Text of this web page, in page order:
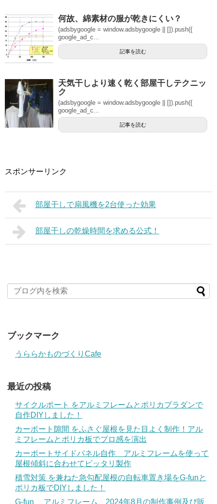
何故、綿素材の服が乾きにくい？
(adsbygoogle = window.adsbygoogle || []).push({
google_ad_c...
記事を読む
天気干しより速く乾く部屋干しテクニッ
ク
(adsbygoogle = window.adsbygoogle || []).push({
google_ad_c...
記事を読む
スポンサーリンク
部屋干しで扇風機を2台使った効果
部屋干しの乾燥時間を求める公式！
ブックマーク
うららかものづくりCafe
最近の投稿
サイクルポート をアルミフレームとポリカプラダンで
自作DIYしました！
カーポート隙間 をふさぐ屋根を見た目よく制作！アル
ミフレームとポリカ板でプロ感を演出
カーポートサイドパネル自作 アルミフレームを使って
屋根傾斜に合わせてピッタリ製作
積雪対策 を兼ねた急勾配屋根の自転車置き場をG-funと
ポリカ板でDIYしました！
G-fun 、アルミフレーム 2024年8月の制作事例及び販